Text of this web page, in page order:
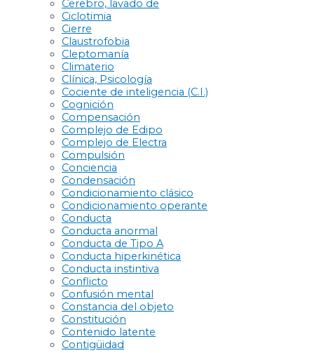
Cerebro, lavado de
Ciclotimia
Cierre
Claustrofobia
Cleptomanía
Climaterio
Clínica, Psicología
Cociente de inteligencia (C.I.)
Cognición
Compensación
Complejo de Edipo
Complejo de Electra
Compulsión
Conciencia
Condensación
Condicionamiento clásico
Condicionamiento operante
Conducta
Conducta anormal
Conducta de Tipo A
Conducta hiperkinética
Conducta instintiva
Conflicto
Confusión mental
Constancia del objeto
Constitución
Contenido latente
Contigüidad